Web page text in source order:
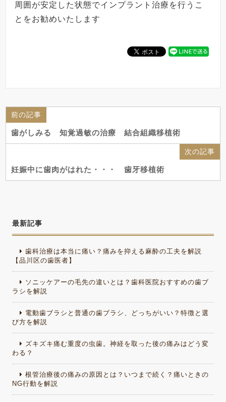
周囲が安定した状態でインプラント治療を行うこ
とをお勧めいたします
前の記事
歯がしみる 知覚過敏の治療 結合組織移植術
次の記事
妊娠中に歯肉がはれた・・・ 歯牙移植術
最新記事
歯科治療は本当に痛い？痛みを抑える麻酔の工夫を解説
【品川区の歯医者】
ソニッケアーの毛先の違いとは？歯科医院おすすめの歯ブ
ラシを解説
電動歯ブラシと普通の歯ブラシ、どっちがいい？特徴と選
び方を解説
ズキズキ痛む重度の虫歯。神経を取った後の痛みはどう変
わる？
根管治療後の痛みの原因とは？いつまで続く？痛いときの
NG行動を解説